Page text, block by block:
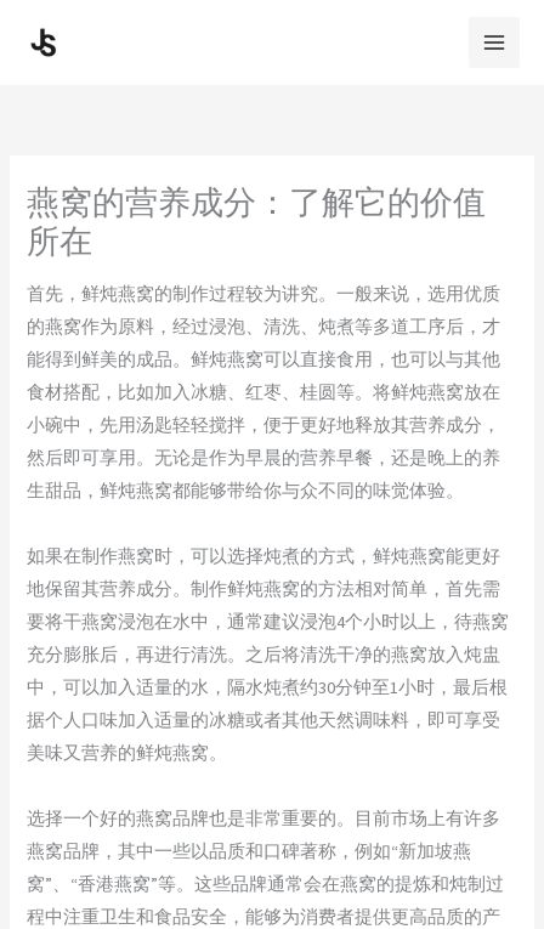
燕窝的营养成分：了解它的价值
所在
首先，鲜炖燕窝的制作过程较为讲究。一般来说，选用优质
的燕窝作为原料，经过浸泡、清洗、炖煮等多道工序后，才
能得到鲜美的成品。鲜炖燕窝可以直接食用，也可以与其他
食材搭配，比如加入冰糖、红枣、桂圆等。将鲜炖燕窝放在
小碗中，先用汤匙轻轻搅拌，便于更好地释放其营养成分，
然后即可享用。无论是作为早晨的营养早餐，还是晚上的养
生甜品，鲜炖燕窝都能够带给你与众不同的味觉体验。
如果在制作燕窝时，可以选择炖煮的方式，鲜炖燕窝能更好
地保留其营养成分。制作鲜炖燕窝的方法相对简单，首先需
要将干燕窝浸泡在水中，通常建议浸泡4个小时以上，待燕窝
充分膨胀后，再进行清洗。之后将清洗干净的燕窝放入炖盅
中，可以加入适量的水，隔水炖煮约30分钟至1小时，最后根
据个人口味加入适量的冰糖或者其他天然调味料，即可享受
美味又营养的鲜炖燕窝。
选择一个好的燕窝品牌也是非常重要的。目前市场上有许多
燕窝品牌，其中一些以品质和口碑著称，例如“新加坡燕
窝”、“香港燕窝”等。这些品牌通常会在燕窝的提炼和炖制过
程中注重卫生和食品安全，能够为消费者提供更高品质的产